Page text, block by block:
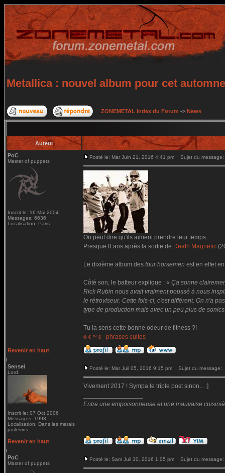
Metallica : nouvel album pour cet automne
ZONEMETAL Index du Forum -> News
Auteur
PoC
Master of puppets
Inscrit le: 16 Mai 2004
Messages: 6636
Localisation: Paris
Posté le: Mar Juin 21, 2016 4:41 pm Sujet du message:
On peut dire qu'ils aiment prendre leur temps...
Presque 8 ans après la sortie de Death Magnetic
Le dixième album des four horsemen est en effet
Côté son, le batteur explique : « Ça sonne
Rick Rubin nous avait vraiment poussé à nous
le rétroviseur. Cette fois-ci, c'est différent. On n'a
type de production mais avec un peu plus de
Tu la sens cette bonne odeur de fitness ?!
© € ™ $ - phrases cultes
Revenir en haut
Sensei
Lord
Inscrit le: 07 Oct 2006
Messages: 1993
Localisation: Dans les marais
poitevins
Posté le: Mar Juil 05, 2016 9:15 pm Sujet du message:
Vivement 2017 ! Sympa le triple post sinon... :]
Entre une empoisonneuse et une mauvaise
Revenir en haut
PoC
Master of puppets
Posté le: Sam Juil 30, 2016 1:05 pm Sujet du message: